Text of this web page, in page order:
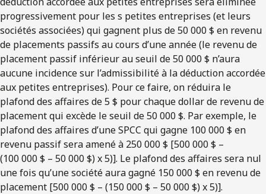
progressivement pour les s petites entreprises (et leurs
sociétés associées) qui gagnent plus de 50 000 $ en revenu
de placements passifs au cours d’une année (le revenu de
placement passif inférieur au seuil de 50 000 $ n’aura
aucune incidence sur l’admissibilité à la déduction accordée
aux petites entreprises). Pour ce faire, on réduira le
plafond des affaires de 5 $ pour chaque dollar de revenu de
placement qui excède le seuil de 50 000 $. Par exemple, le
plafond des affaires d’une SPCC qui gagne 100 000 $ en
revenu passif sera amené à 250 000 $ [500 000 $ –
(100 000 $ – 50 000 $) x 5)]. Le plafond des affaires sera nul
une fois qu’une société aura gagné 150 000 $ en revenu de
placement [500 000 $ – (150 000 $ – 50 000 $) x 5)].